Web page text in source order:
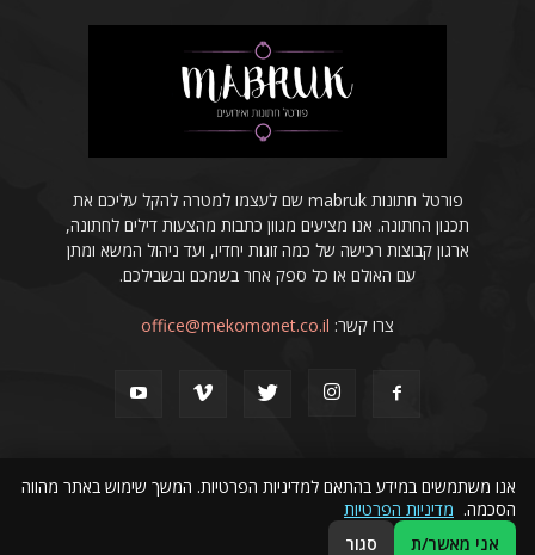
פורטל חתונות mabruk שם לעצמו למטרה להקל עליכם את
תכנון החתונה. אנו מציעים מגוון כתבות מהצעות דילים לחתונה,
ארגון קבוצות רכישה של כמה זוגות יחדיו, ועד ניהול המשא ומתן
עם האולם או כל ספק אחר בשמכם ובשבילכם.
צרו קשר: office@mekomonet.co.il
פרסמו אצלנו הצהרת נגישות
אנו משתמשים במידע בהתאם למדיניות הפרטיות. המשך שימוש באתר מהווה
הסכמה. מדיניות הפרטיות
אני מאשר/ת
סגור